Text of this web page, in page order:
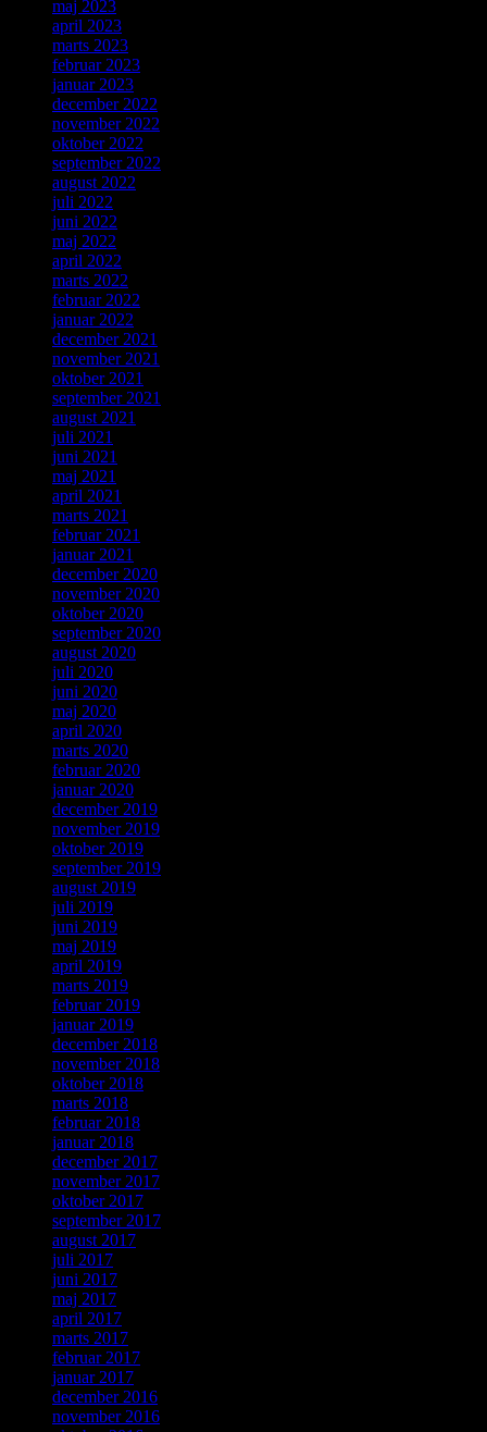
maj 2023
april 2023
marts 2023
februar 2023
januar 2023
december 2022
november 2022
oktober 2022
september 2022
august 2022
juli 2022
juni 2022
maj 2022
april 2022
marts 2022
februar 2022
januar 2022
december 2021
november 2021
oktober 2021
september 2021
august 2021
juli 2021
juni 2021
maj 2021
april 2021
marts 2021
februar 2021
januar 2021
december 2020
november 2020
oktober 2020
september 2020
august 2020
juli 2020
juni 2020
maj 2020
april 2020
marts 2020
februar 2020
januar 2020
december 2019
november 2019
oktober 2019
september 2019
august 2019
juli 2019
juni 2019
maj 2019
april 2019
marts 2019
februar 2019
januar 2019
december 2018
november 2018
oktober 2018
marts 2018
februar 2018
januar 2018
december 2017
november 2017
oktober 2017
september 2017
august 2017
juli 2017
juni 2017
maj 2017
april 2017
marts 2017
februar 2017
januar 2017
december 2016
november 2016